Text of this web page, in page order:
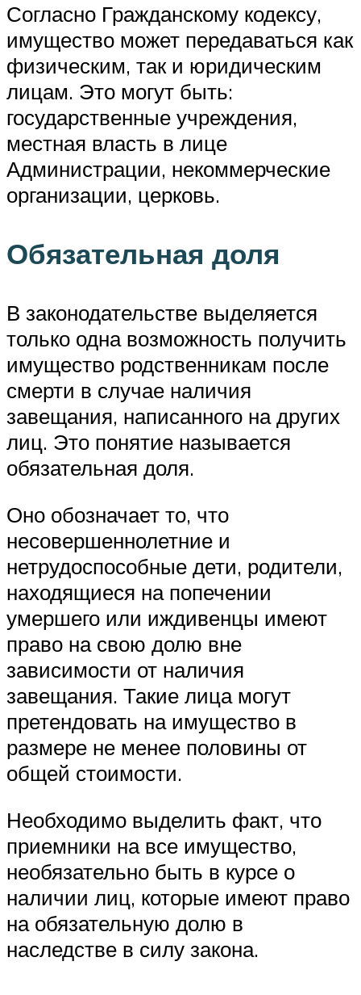
Согласно Гражданскому кодексу,
имущество может передаваться как
физическим, так и юридическим
лицам. Это могут быть:
государственные учреждения,
местная власть в лице
Администрации, некоммерческие
организации, церковь.
Обязательная доля
В законодательстве выделяется
только одна возможность получить
имущество родственникам после
смерти в случае наличия
завещания, написанного на других
лиц. Это понятие называется
обязательная доля.
Оно обозначает то, что
несовершеннолетние и
нетрудоспособные дети, родители,
находящиеся на попечении
умершего или иждивенцы имеют
право на свою долю вне
зависимости от наличия
завещания. Такие лица могут
претендовать на имущество в
размере не менее половины от
общей стоимости.
Необходимо выделить факт, что
приемники на все имущество,
необязательно быть в курсе о
наличии лиц, которые имеют право
на обязательную долю в
наследстве в силу закона.